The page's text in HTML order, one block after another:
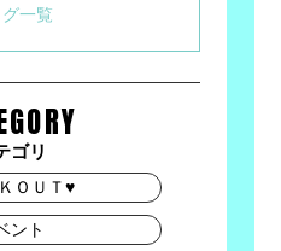
一覧
ゴリ
ＯＵＴ♥
ント